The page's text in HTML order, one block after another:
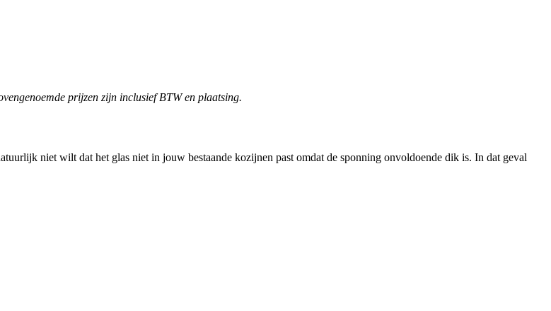
prijzen zijn inclusief BTW en plaatsing.
niet wilt dat het glas niet in jouw bestaande kozijnen past omdat de sponning onvoldoende dik is. In dat geval